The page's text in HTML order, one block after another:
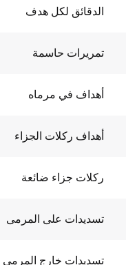
الدقائق لكل هدف
تمريرات حاسمة
أهداف في مرماه
أهداف ركلات الجزاء
ركلات جزاء ضائعة
تسديدات على المرمى
تسديدات خارج المرمى